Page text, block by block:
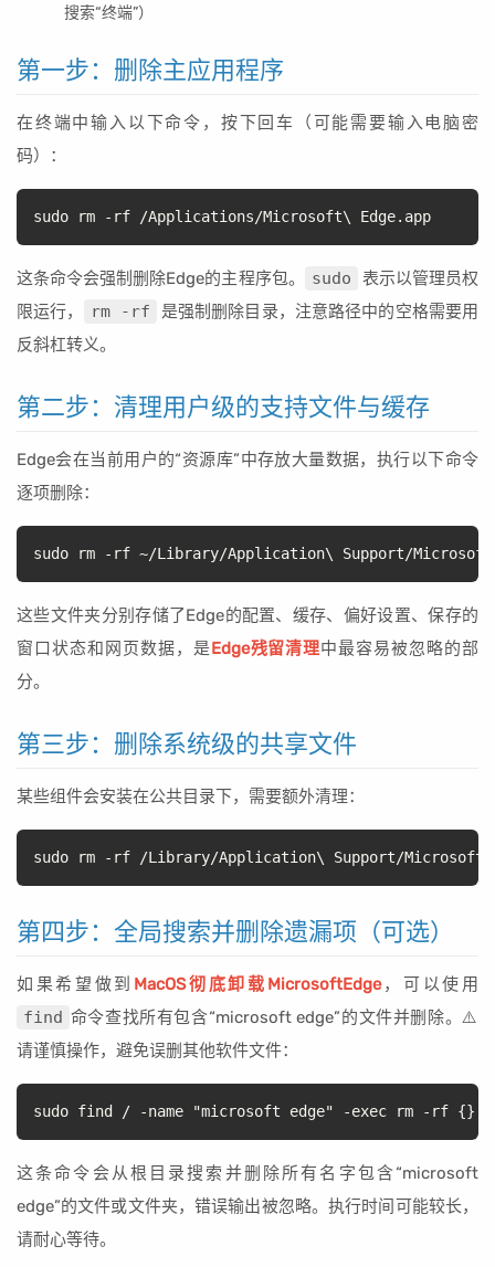
搜索“终端”）
第一步：删除主应用程序
在终端中输入以下命令，按下回车（可能需要输入电脑密
码）：
sudo rm -rf /Applications/Microsoft\ Edge.app
这条命令会强制删除Edge的主程序包。 sudo
表示以管理员权
限运行，
rm -rf
是强制删除目录，注意路径中的空格需要用
反斜杠转义。
第二步：清理用户级的支持文件与缓存
Edge会在当前用户的“资源库”中存放大量数据，执行以下命令
逐项删除：
sudo rm -rf ~/Library/Application\ Support/
这些文件夹分别存储了Edge的配置、缓存、偏好设置、保存的
窗口状态和网页数据，是Edge残留清理中最容易被忽略的部
分。
第三步：删除系统级的共享文件
某些组件会安装在公共目录下，需要额外清理：
sudo rm -rf /Library/Application\ Support/Microsoft/
第四步：全局搜索并删除遗漏项（可选）
如果希望做到 MacOS彻底卸载MicrosoftEdge，可以使用
find 命令查找所有包含“microsoft edge”的文件并删除。⚠️
请谨慎操作，避免误删其他软件文件：
sudo find / -name "microsoft edge" -exec rm -rf {}
这条命令会从根目录搜索并删除所有名字包含“microsoft
edge”的文件或文件夹，错误输出被忽略。执行时间可能较长，
请耐心等待。